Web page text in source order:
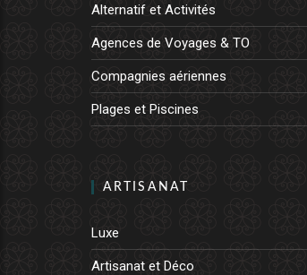
Alternatif et Activités
Agences de Voyages & TO
Compagnies aériennes
Plages et Piscines
ARTISANAT
Luxe
Artisanat et Déco